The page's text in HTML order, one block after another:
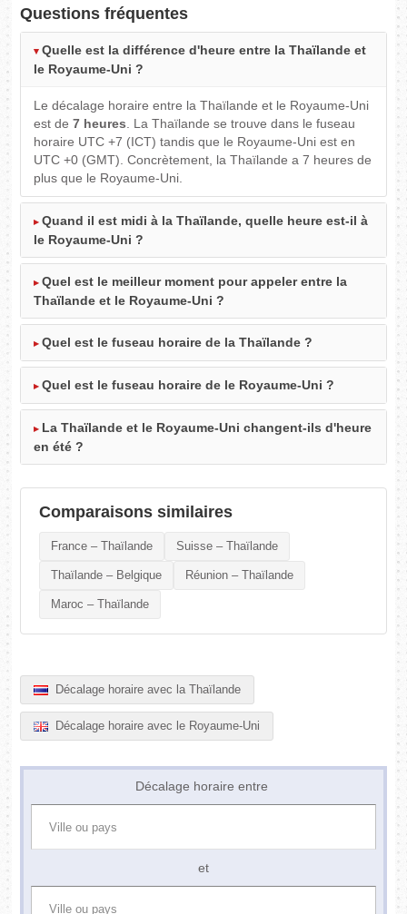
Questions fréquentes
Quelle est la différence d'heure entre la Thaïlande et
le Royaume-Uni ?
Le décalage horaire entre la Thaïlande et le Royaume-Uni
est de7 heures. La Thaïlande se trouve dans le fuseau
horaire UTC +7 (ICT) tandis que le Royaume-Uni est en
UTC +0 (GMT). Concrètement, la Thaïlande a 7 heures de
plus que le Royaume-Uni.
Quand il est midi à la Thaïlande, quelle heure est-il à
le Royaume-Uni ?
Quel est le meilleur moment pour appeler entre la
Thaïlande et le Royaume-Uni ?
Quel est le fuseau horaire de la Thaïlande ?
Quel est le fuseau horaire de le Royaume-Uni ?
La Thaïlande et le Royaume-Uni changent-ils d'heure
en été ?
Comparaisons similaires
France – Thaïlande Suisse – Thaïlande
Thaïlande – Belgique Réunion – Thaïlande
Maroc – Thaïlande
Décalage horaire avec la Thaïlande
Décalage horaire avec le Royaume-Uni
Décalage horaire entre
et